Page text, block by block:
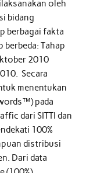
oleh
bidang
berbagai fakta
berbeda: Tahap
2010
Secara
menentukan
pada
dari SITTI dan
100%
distribusi
Dari data